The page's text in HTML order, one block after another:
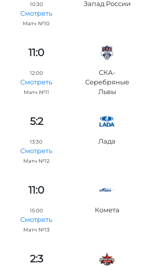
10:30
Смотреть
Матч №10
Запад России
11:0
12:00
Смотреть
Матч №11
СКА-
Серебряные
Львы
5:2
13:30
Смотреть
Матч №12
Лада
11:0
15:00
Смотреть
Матч №13
Комета
2:3